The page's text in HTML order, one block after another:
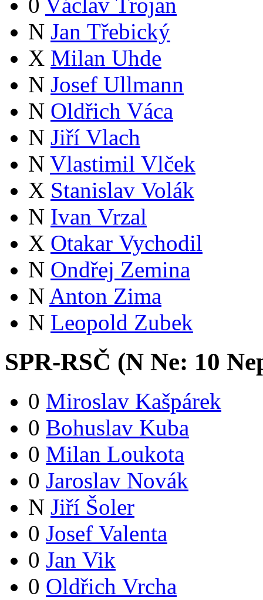
0 Václav Trojan
N Jan Třebický
X Milan Uhde
N Josef Ullmann
N Oldřich Váca
N Jiří Vlach
N Vlastimil Vlček
X Stanislav Volák
N Ivan Vrzal
X Otakar Vychodil
N Ondřej Zemina
N Anton Zima
N Leopold Zubek
SPR-RSČ (N Ne: 10
0 Miroslav Kašpárek
0 Bohuslav Kuba
0 Milan Loukota
0 Jaroslav Novák
N Jiří Šoler
0 Josef Valenta
0 Jan Vik
0 Oldřich Vrcha